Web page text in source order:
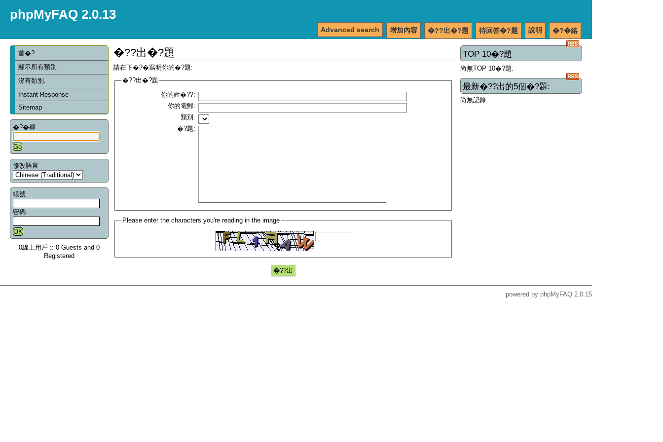
phpMyFAQ 2.0.13
�?�絡
說明
待回答�?題
�??出�?題
增加內容
Advanced search
首�?
顯示所有類別
沒有類別.
Instant Response
Sitemap
�?�尋
修改語言
帳號:
密碼:
0線上用戶 :: 0 Guests and 0
Registered
TOP 10�?題
尚無TOP 10�?題.
最新�??出的5個�?題:
尚無記錄.
�??出�?題
請在下�?�寫明你的�?題:
�??出�?題
你的姓�??:
你的電郵:
類別:
�?題:
Please enter the characters you're reading in the image
powered by phpMyFAQ 2.0.15